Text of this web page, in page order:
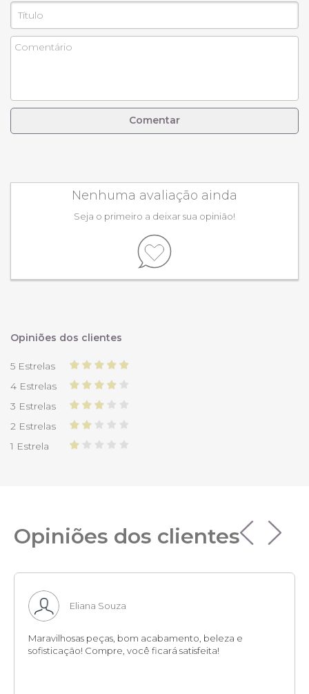
Comentar
Nenhuma avaliação ainda
Seja o primeiro a deixar sua opinião!
Opiniões dos clientes
5 Estrelas
4 Estrelas
3 Estrelas
2 Estrelas
1 Estrela
Opiniões dos clientes
Eliana Souza
Maravilhosas peças, bom acabamento, beleza e
sofisticação! Compre, você ficará satisfeita!